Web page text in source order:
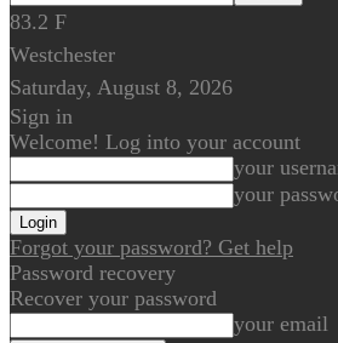
83.2 F
Westchester
Saturday, August 8, 2026
Sign in
Welcome! Log into your account
your
your
Forgot your password? Get help
Password recovery
Recover your password
your email